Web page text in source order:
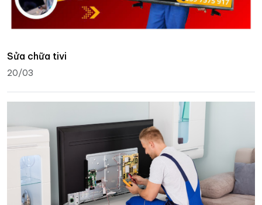
Sửa chữa tivi
20/03